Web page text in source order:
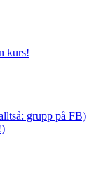
kurs!
grupp på FB)